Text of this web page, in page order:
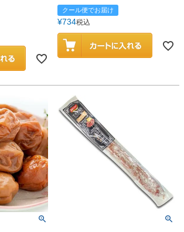
クール便でお届け
¥734税込